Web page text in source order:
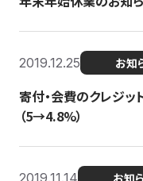
2019.12.25 お知
寄付・会費のクレジ
（5→4.8%）
2019.11.14 お知